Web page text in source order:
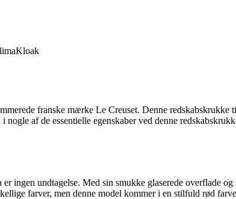
Kloak
franske mærke Le Creuset. Denne
af de essentielle egenskaber ved denne
ingen undtagelse. Med sin smukke glaserede overflade
farver, men denne model kommer i en stilfuld rød